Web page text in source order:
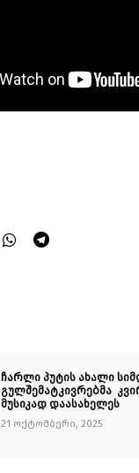
ჩარლი პუტის ახალი
გულშემატკივრებმა
მუსიკად დაასახელეს
21 ოქტომბერი, 2025